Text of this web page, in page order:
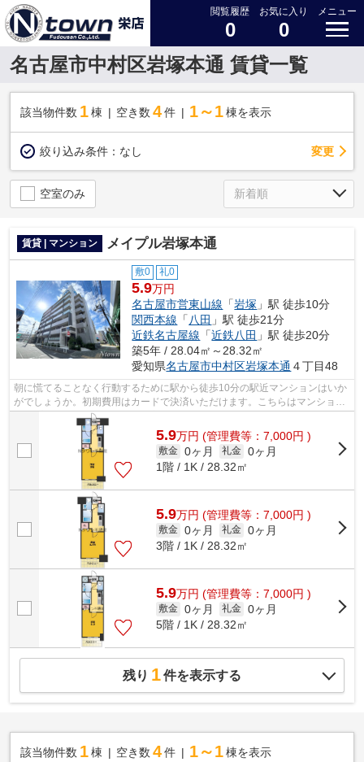
閲覧履歴
0
お気に入り
0
メニュー
名古屋市中村区岩塚本通 賃貸一覧
該当物件数 1棟 空き数 4 件 1～1 棟を表示
絞り込み条件： なし 変更
空室のみ
賃貸 | マンション メイプル岩塚本通
敷0 礼0
5.9万円
名古屋市営東山線 「岩塚 」駅 徒歩10分
関西本線 「八田 」駅 徒歩21分
近鉄名古屋線 「近鉄八田 」駅 徒歩20分
築5年 / 28.04㎡～28.32㎡
愛知県名古屋市中村区岩塚本通 ４丁目48
朝に慌てることなく行動するために駅から徒歩10分の駅近マンションはいか
がでしょうか。初期費用はカードで決済いただけます。こちらはマンション
タイプになります。陽当たりが良く、...
5.9万円 (管理費等：7,000円 )
敷金 0ヶ月 礼金 0ヶ月
1階 / 1K / 28.32㎡
5.9万円 (管理費等：7,000円 )
敷金 0ヶ月 礼金 0ヶ月
3階 / 1K / 28.32㎡
5.9万円 (管理費等：7,000円 )
敷金 0ヶ月 礼金 0ヶ月
5階 / 1K / 28.32㎡
残り 1件を表示する
該当物件数 1棟 空き数 4 件 1～1 棟を表示